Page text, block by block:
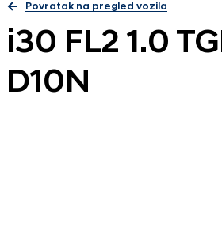
Povratak na pregled vozila
i30 FL2 1.0
D10N